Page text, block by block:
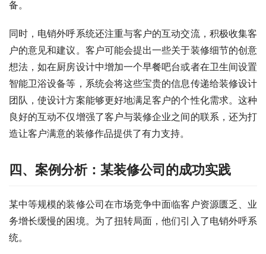
备。
同时，电销外呼系统还注重与客户的互动交流，积极收集客
户的意见和建议。客户可能会提出一些关于装修细节的创意
想法，如在厨房设计中增加一个早餐吧台或者在卫生间设置
智能卫浴设备等，系统会将这些宝贵的信息传递给装修设计
团队，使设计方案能够更好地满足客户的个性化需求。这种
良好的互动不仅增强了客户与装修企业之间的联系，还为打
造让客户满意的装修作品提供了有力支持。
四、案例分析：某装修公司的成功实践
某中等规模的装修公司在市场竞争中面临客户资源匮乏、业
务增长缓慢的困境。为了扭转局面，他们引入了电销外呼系
统。